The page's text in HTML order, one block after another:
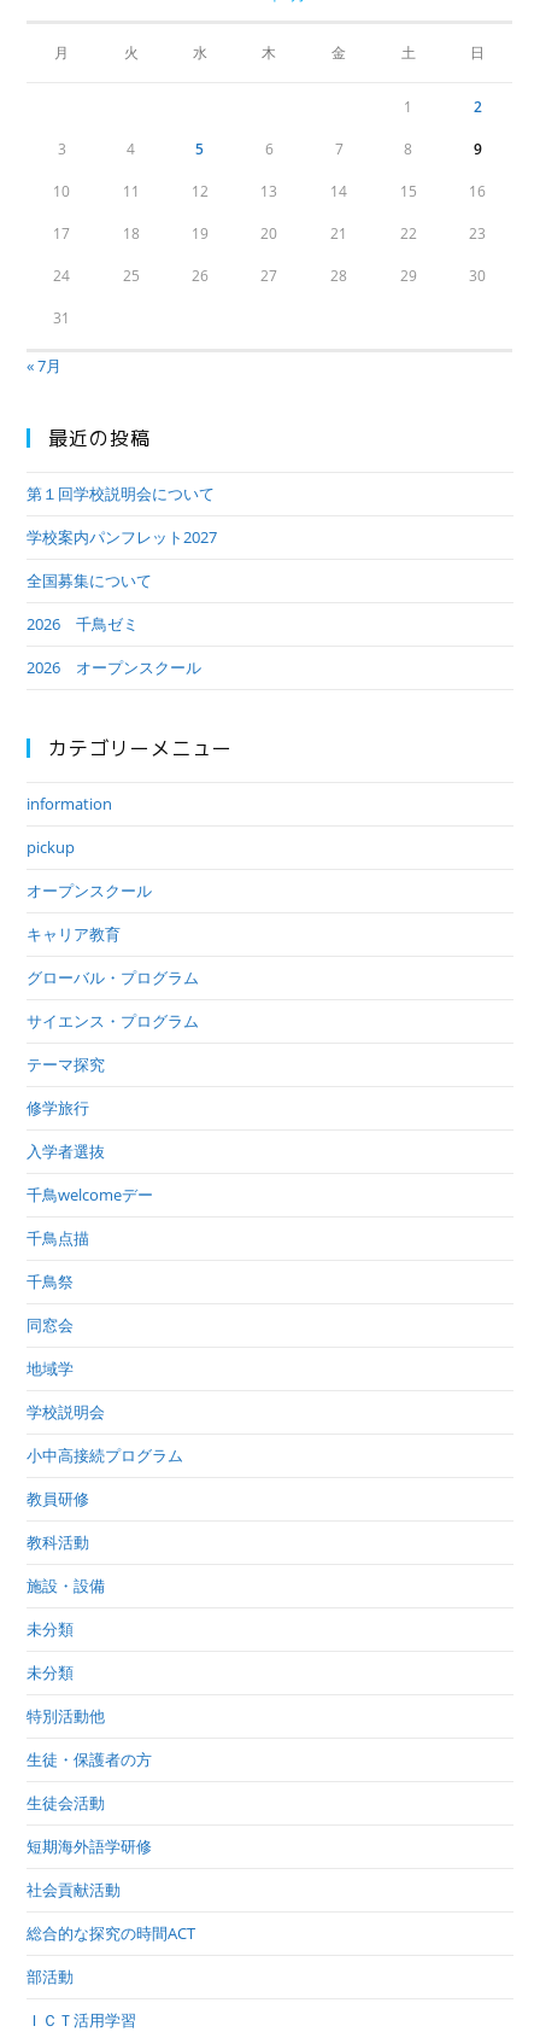
月 火 水 木 金 土 日
1 2
3 4 5 6 7 8 9
10 11 12 13 14 15 16
17 18 19 20 21 22 23
24 25 26 27 28 29 30
31
« 7月
最近の投稿
第１回学校説明会について
学校案内パンフレット2027
全国募集について
2026 千鳥ゼミ
2026 オープンスクール
カテゴリーメニュー
information
pickup
オープンスクール
キャリア教育
グローバル・プログラム
サイエンス・プログラム
テーマ探究
修学旅行
入学者選抜
千鳥welcomeデー
千鳥点描
千鳥祭
同窓会
地域学
学校説明会
小中高接続プログラム
教員研修
教科活動
施設・設備
未分類
未分類
特別活動他
生徒・保護者の方
生徒会活動
短期海外語学研修
社会貢献活動
総合的な探究の時間ACT
部活動
ＩＣＴ活用学習